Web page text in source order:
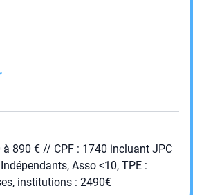
à 890 € // CPF : 1740 incluant JPC
Asso <10, TPE :
institutions : 2490€